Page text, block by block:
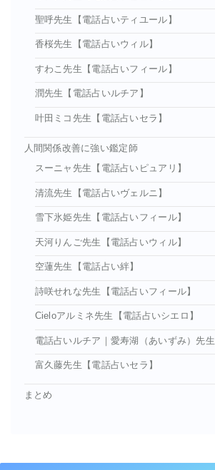
聖呼先生【電話占いティユール】
香桜先生【電話占いウィル】
すわこ先生【電話占いフィール】
潤先生【電話占いルチア】
叶田ミコ先生【電話占いセラ】
人間関係改善に強い鑑定師
スーニャ先生【電話占いピュアリ】
清流先生【電話占いヴェルニ】
雪下氷姫先生【電話占いフィール】
天河りんご先生【電話占いウィル】
空蓮先生【電話占い絆】
詩咲せれな先生【電話占いフィール】
Cieloアルミネ先生【電話占いシエロ】
電話占いルチア｜愛寿湖（あいずみ）先生
富久藤先生【電話占いセラ】
まとめ